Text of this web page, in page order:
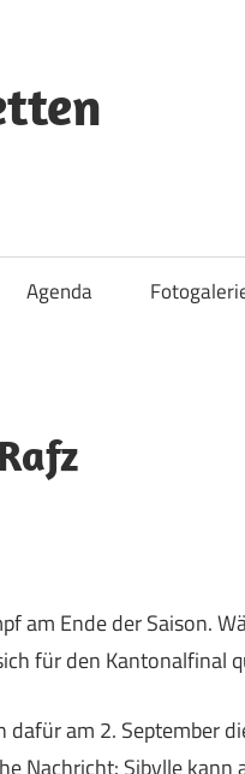
Agenda
am Ende der Saison.
für den Kantonalfinal
dafür am 2. September
Nachricht: Sibylle kann